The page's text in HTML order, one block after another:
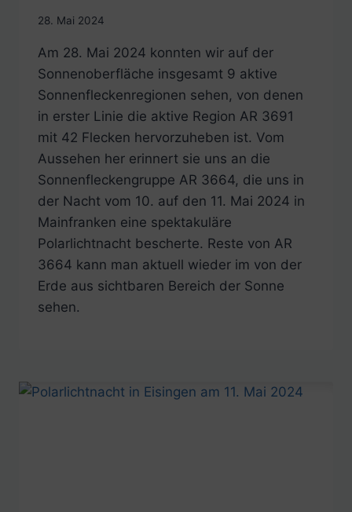
28. Mai 2024
Am 28. Mai 2024 konnten wir auf der
Sonnenoberfläche insgesamt 9 aktive
Sonnenfleckenregionen sehen, von denen
in erster Linie die aktive Region AR 3691
mit 42 Flecken hervorzuheben ist. Vom
Aussehen her erinnert sie uns an die
Sonnenfleckengruppe AR 3664, die uns in
der Nacht vom 10. auf den 11. Mai 2024 in
Mainfranken eine spektakuläre
Polarlichtnacht bescherte. Reste von AR
3664 kann man aktuell wieder im von der
Erde aus sichtbaren Bereich der Sonne
sehen.